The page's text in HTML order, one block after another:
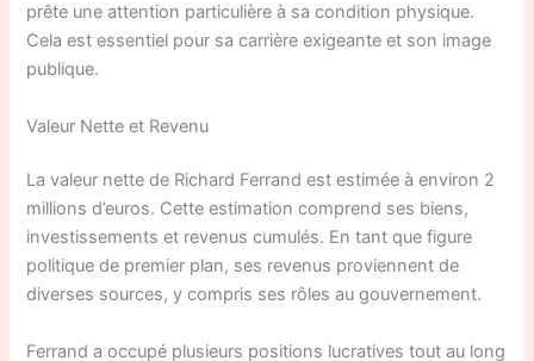
prête une attention particulière à sa condition physique.
Cela est essentiel pour sa carrière exigeante et son image
publique.
Valeur Nette et Revenu
La valeur nette de Richard Ferrand est estimée à environ 2
millions d’euros. Cette estimation comprend ses biens,
investissements et revenus cumulés. En tant que figure
politique de premier plan, ses revenus proviennent de
diverses sources, y compris ses rôles au gouvernement.
Ferrand a occupé plusieurs positions lucratives tout au long